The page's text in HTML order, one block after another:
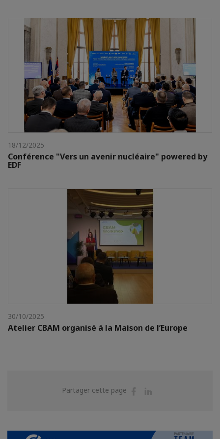
18/12/2025
Conférence "Vers un avenir nucléaire" powered by
EDF
30/10/2025
Atelier CBAM organisé à la Maison de l’Europe
Partager cette page
Partager